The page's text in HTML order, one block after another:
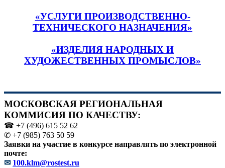
«УСЛУГИ ПРОИЗВОДСТВЕННО-
ТЕХНИЧЕСКОГО НАЗНАЧЕНИЯ»
«ИЗДЕЛИЯ НАРОДНЫХ И
ХУДОЖЕСТВЕННЫХ ПРОМЫСЛОВ»
МОСКОВСКАЯ РЕГИОНАЛЬНАЯ
КОММИСИЯ ПО КАЧЕСТВУ:
☎ +7 (496) 615 52 62
✆ +7 (985) 763 50 59
Заявки на участие в конкурсе направлять по электронной
почте:
✉ 100.klm@rostest.ru